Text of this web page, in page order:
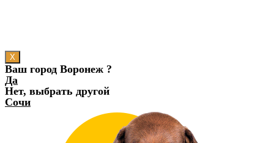
X
Ваш город Воронеж ?
Да
Нет, выбрать другой
Сочи